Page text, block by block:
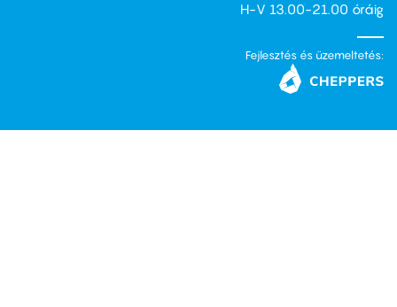
H-V 13.00-21.00 óráig
Fejlesztés és üzemeltetés: